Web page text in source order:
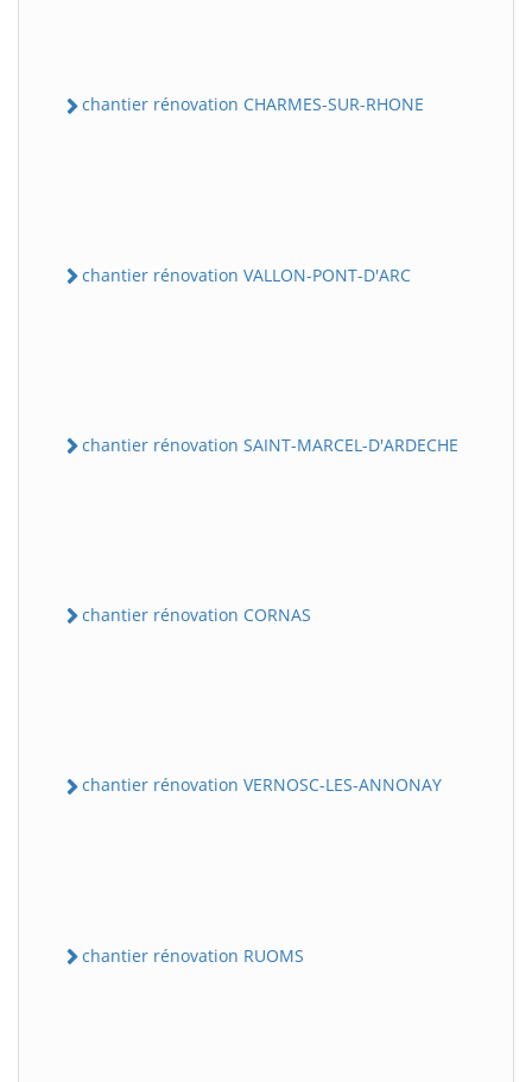
chantier rénovation CHARMES-SUR-RHONE
chantier rénovation VALLON-PONT-D'ARC
chantier rénovation SAINT-MARCEL-D'ARDECHE
chantier rénovation CORNAS
chantier rénovation VERNOSC-LES-ANNONAY
chantier rénovation RUOMS